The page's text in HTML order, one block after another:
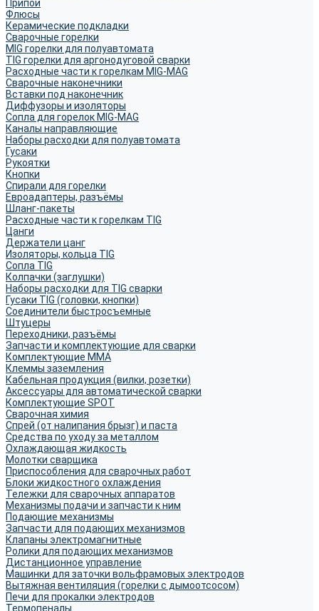
Припои
Флюсы
Керамические подкладки
Сварочные горелки
MIG горелки для полуавтомата
TIG горелки для аргонодуговой сварки
Расходные части к горелкам MIG-MAG
Сварочные наконечники
Вставки под наконечник
Диффузоры и изоляторы
Сопла для горелок MIG-MAG
Каналы направляющие
Наборы расходки для полуавтомата
Гусаки
Рукоятки
Кнопки
Спирали для горелки
Евроадаптеры, разъёмы
Шланг-пакеты
Расходные части к горелкам TIG
Цанги
Держатели цанг
Изоляторы, кольца TIG
Сопла TIG
Колпачки (заглушки)
Наборы расходки для TIG сварки
Гусаки TIG (головки, кнопки)
Соединители быстросъемные
Штуцеры
Переходники, разъёмы
Запчасти и комплектующие для сварки
Комплектующие ММА
Клеммы заземления
Кабельная продукция (вилки, розетки)
Аксессуары для автоматической сварки
Комплектующие SPOT
Сварочная химия
Спрей (от налипания брызг) и паста
Средства по уходу за металлом
Охлаждающая жидкость
Молотки сварщика
Приспособления для сварочных работ
Блоки жидкостного охлаждения
Тележки для сварочных аппаратов
Механизмы подачи и запчасти к ним
Подающие механизмы
Запчасти для подающих механизмов
Клапаны электромагнитные
Ролики для подающих механизмов
Дистанционное управление
Машинки для заточки вольфрамовых электродов
Вытяжная вентиляция (горелки с дымоотсосом)
Печи для прокалки электродов
Термопеналы